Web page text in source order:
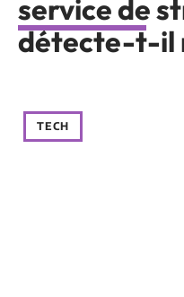
service de
détecte-t-il
TECH